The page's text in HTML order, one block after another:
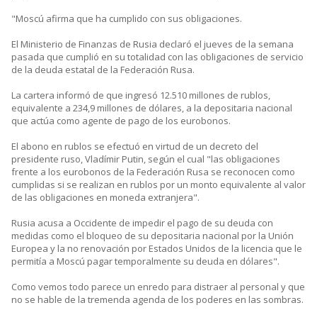
"Moscú afirma que ha cumplido con sus obligaciones.
El Ministerio de Finanzas de Rusia declaró el jueves de la semana
pasada que cumplió en su totalidad con las obligaciones de servicio
de la deuda estatal de la Federación Rusa.
La cartera informó de que ingresó 12.510 millones de rublos,
equivalente a 234,9 millones de dólares, a la depositaria nacional
que actúa como agente de pago de los eurobonos.
El abono en rublos se efectuó en virtud de un decreto del
presidente ruso, Vladímir Putin, según el cual "las obligaciones
frente a los eurobonos de la Federación Rusa se reconocen como
cumplidas si se realizan en rublos por un monto equivalente al valor
de las obligaciones en moneda extranjera".
Rusia acusa a Occidente de impedir el pago de su deuda con
medidas como el bloqueo de su depositaria nacional por la Unión
Europea y la no renovación por Estados Unidos de la licencia que le
permitía a Moscú pagar temporalmente su deuda en dólares".
Como vemos todo parece un enredo para distraer al personal y que
no se hable de la tremenda agenda de los poderes en las sombras.